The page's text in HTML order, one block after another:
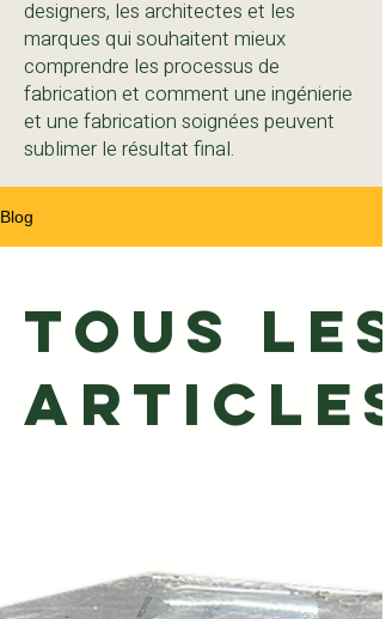
designers, les architectes et les
marques qui souhaitent mieux
comprendre les processus de
fabrication et comment une ingénierie
et une fabrication soignées peuvent
sublimer le résultat final.
Blog
Tous les
articles